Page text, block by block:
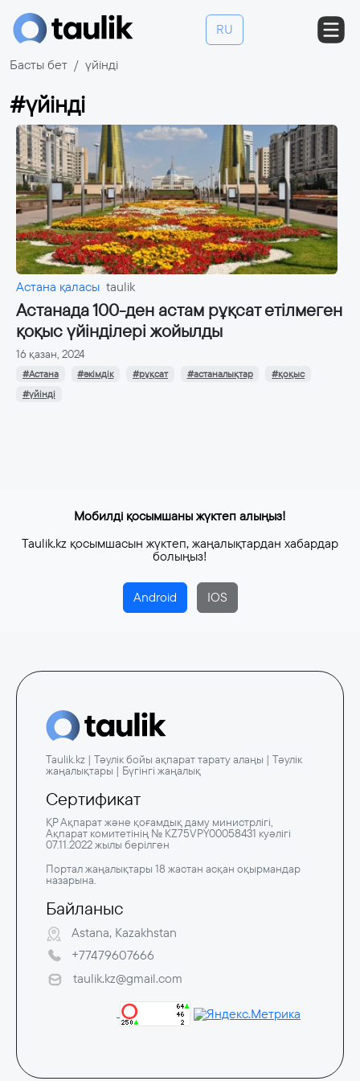
RU
Басты бет үйінді
#үйінді
Астана қаласы taulik
Астанада 100-ден астам рұқсат етілмеген
қоқыс үйінділері жойылды
16 қазан, 2024
#Астана #әкімдік #рұқсат #астаналықтар
#қоқыс
#үйінді
Мобилді қосымшаны жүктеп алыңыз!
Taulik.kz қосымшасын жүктеп, жаңалықтардан хабардар
болыңыз!
Android IOS
Taulik.kz | Тәулік бойы ақпарат тарату алаңы | Тәулік
жаңалықтары | Бүгінгі жаңалық
Сертификат
ҚР Ақпарат және қоғамдық даму министрлігі,
Ақпарат комитетінің № KZ75VPY00058431 куәлігі
07.11.2022 жылы берілген
Портал жаңалықтары 18 жастан асқан оқырмандар
назарына.
Байланыс
Astana, Kazakhstan
+77479607666
taulik.kz@gmail.com